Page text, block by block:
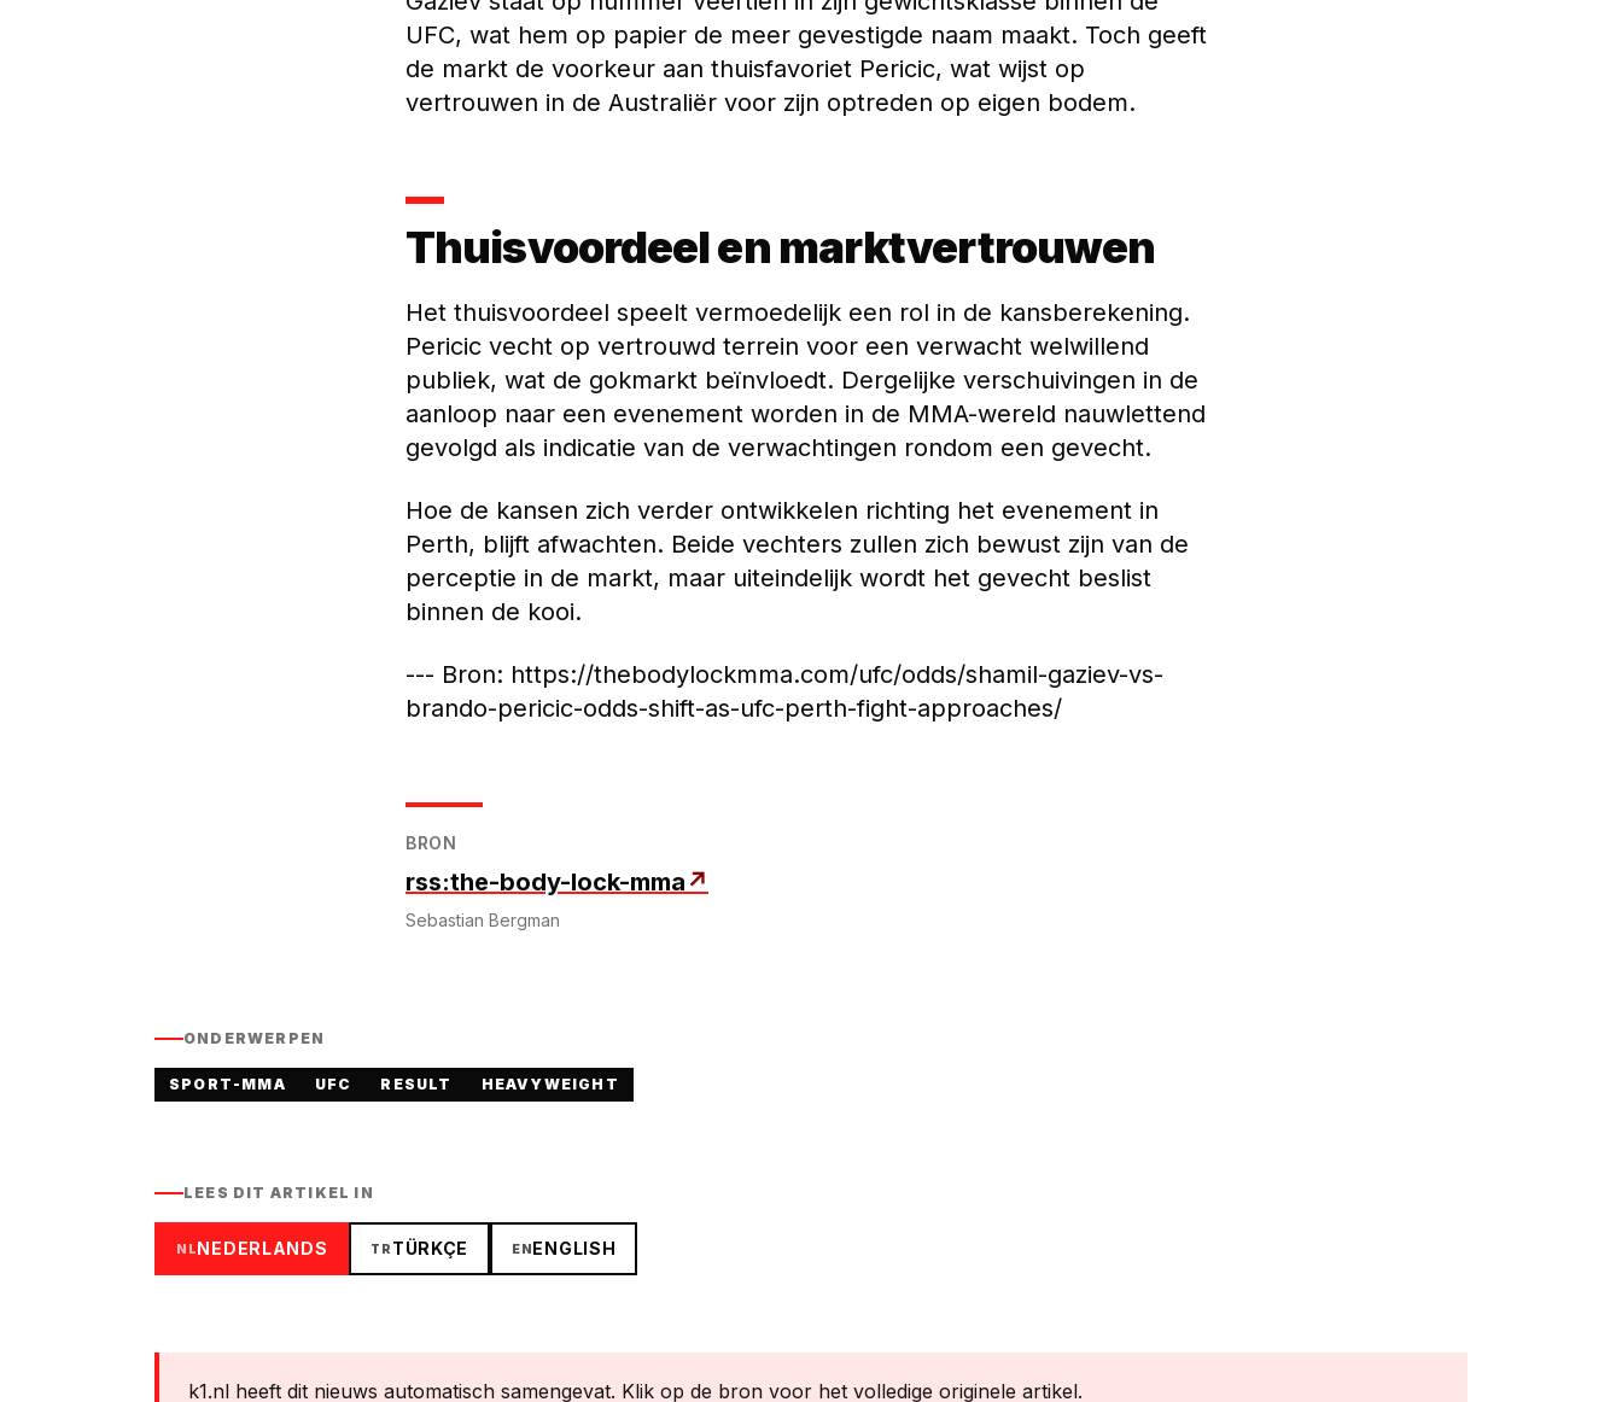
UFC, wat hem op papier de meer gevestigde naam maakt. Toch geeft
de markt de voorkeur aan thuisfavoriet Pericic, wat wijst op
vertrouwen in de Australiër voor zijn optreden op eigen bodem.
Thuisvoordeel en marktvertrouwen
Het thuisvoordeel speelt vermoedelijk een rol in de kansberekening.
Pericic vecht op vertrouwd terrein voor een verwacht welwillend
publiek, wat de gokmarkt beïnvloedt. Dergelijke verschuivingen in de
aanloop naar een evenement worden in de MMA-wereld nauwlettend
gevolgd als indicatie van de verwachtingen rondom een gevecht.
Hoe de kansen zich verder ontwikkelen richting het evenement in
Perth, blijft afwachten. Beide vechters zullen zich bewust zijn van de
perceptie in de markt, maar uiteindelijk wordt het gevecht beslist
binnen de kooi.
--- Bron: https://thebodylockmma.com/ufc/odds/shamil-gaziev-vs-
brando-pericic-odds-shift-as-ufc-perth-fight-approaches/
BRON
rss:the-body-lock-mma ↗
Sebastian Bergman
ONDERWERPEN
SPORT-MMA UFC RESULT HEAVYWEIGHT
LEES DIT ARTIKEL IN
NLNEDERLANDS TR TÜRKÇE ENENGLISH
k1.nl heeft dit nieuws automatisch samengevat. Klik op de bron voor het volledige originele artikel.